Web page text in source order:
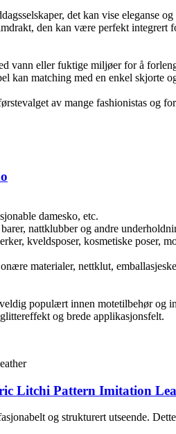
det kan vise eleganse
den kan være perfekt integrert
vann eller fuktige miljøer for å
kan matching med en enkel skjorte
av mange fashionistas og
damesko, etc.
nattklubber og andre
kveldsposer, kosmetiske poser,
materialer, nettklut,
populært innen motetilbehør og
og brede applikasjonsfelt.
Litchi Pattern Imitation
og strukturert utseende.